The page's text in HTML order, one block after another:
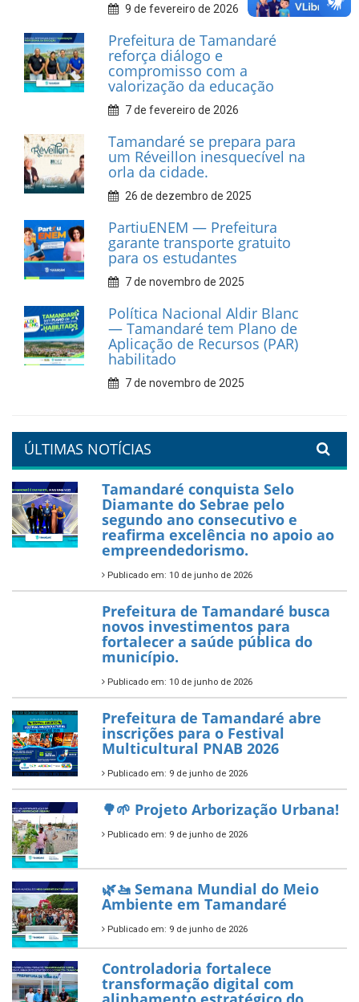
Prefeitura de Tamandaré
realiza entrega de placas à
Associação dos Taxistas Rota
Car Service
10 de fevereiro de 2026
Dia do Frevo: patrimônio
cultural em movimento
9 de fevereiro de 2026
Prefeitura de Tamandaré
fortalece apoio aos
catadores de materiais
recicláveis
9 de fevereiro de 2026
Prefeitura de Tamandaré
reforça diálogo e
compromisso com a
valorização da educação
7 de fevereiro de 2026
orla da cidade.
PartiuENEM — Prefeitura
garante transporte gratuito
para os estudantes
7 de novembro de 2025
Política Nacional Aldir Blanc
— Tamandaré tem Plano de
Aplicação de Recursos (PAR)
habilitado
7 de novembro de 2025
ÚLTIMAS NOTÍCIAS
Tamandaré conquista Selo
Diamante do Sebrae pelo
segundo ano consecutivo e
reafirma excelência no apoio ao
empreendedorismo.
Publicado em: 10 de junho de 2026
novos investimentos para
fortalecer a saúde pública do
município.
Publicado em: 10 de junho de 2026
Prefeitura de Tamandaré abre